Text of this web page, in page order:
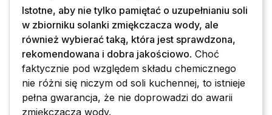
Istotne, aby nie tylko pamiętać o uzupełnianiu soli
w zbiorniku solanki zmiękczacza wody, ale
również wybierać taką, która jest sprawdzona,
rekomendowana i dobra jakościowo. Choć
faktycznie pod względem składu chemicznego
nie różni się niczym od soli kuchennej, to istnieje
pełna gwarancja, że nie doprowadzi do awarii
zmiękczacza wody.